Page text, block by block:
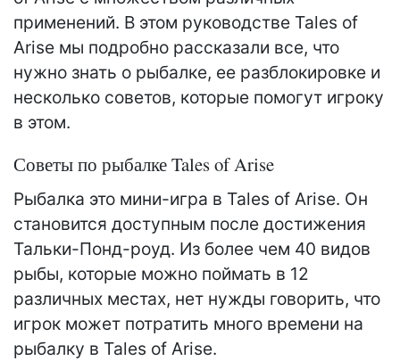
применений. В этом руководстве Tales of
Arise мы подробно рассказали все, что
нужно знать о рыбалке, ее разблокировке и
несколько советов, которые помогут игроку
в этом.
Советы по рыбалке Tales of Arise
Рыбалка это мини-игра в Tales of Arise. Он
становится доступным после достижения
Тальки-Понд-роуд. Из более чем 40 видов
рыбы, которые можно поймать в 12
различных местах, нет нужды говорить, что
игрок может потратить много времени на
рыбалку в Tales of Arise.